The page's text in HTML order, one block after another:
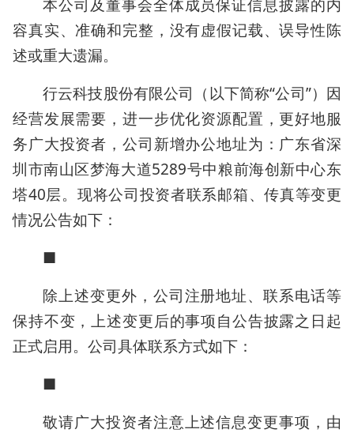
本公司及董事会全体成员保证信息披露的内
容真实、准确和完整，没有虚假记载、误导性陈
述或重大遗漏。
行云科技股份有限公司（以下简称“公司”）因
经营发展需要，进一步优化资源配置，更好地服
务广大投资者，公司新增办公地址为：广东省深
圳市南山区梦海大道5289号中粮前海创新中心东
塔40层。现将公司投资者联系邮箱、传真等变更
情况公告如下：
■
除上述变更外，公司注册地址、联系电话等
保持不变，上述变更后的事项自公告披露之日起
正式启用。公司具体联系方式如下：
■
敬请广大投资者注意上述信息变更事项，由